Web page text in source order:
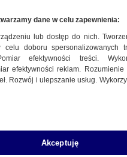
dane w celu zapewnienia:
lub dostęp do nich.
celu doboru spersonalizowanych
efektywności treści.
efektywności reklam.
Rozwój i ulepszanie usług.
Akceptuję